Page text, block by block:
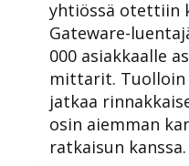
yhtiössä otettiin
Gateware-
000 asiakkaalle
mittarit.
jatkaa
osin aiemman
ratkaisun kanssa.